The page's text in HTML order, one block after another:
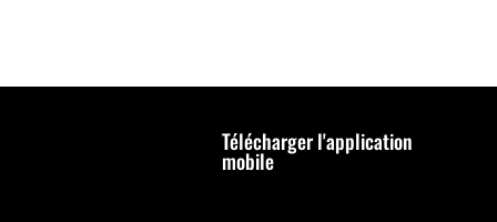
Télécharger l'application
mobile